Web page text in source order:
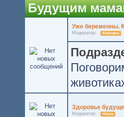
Будущим
Уже беременны.
Модератор: Клюковка
Здоровье
Модератор: Hikaru